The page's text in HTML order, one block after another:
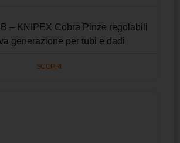
– KNIPEX Cobra Pinze regolabili
generazione per tubi e dadi
SCOPRI